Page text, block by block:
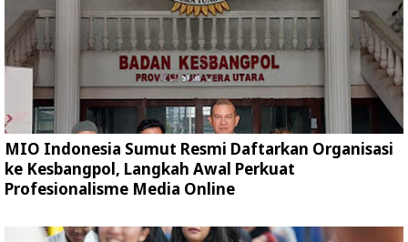
MIO Indonesia Sumut Resmi Daftarkan Organisasi
ke Kesbangpol, Langkah Awal Perkuat
Profesionalisme Media Online